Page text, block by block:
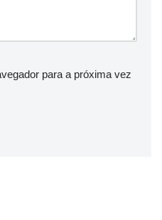
para a próxima vez